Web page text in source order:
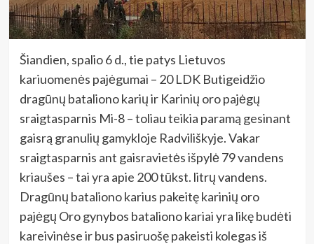
Šiandien, spalio 6 d., tie patys Lietuvos
kariuomenės pajėgumai – 20 LDK Butigeidžio
dragūnų bataliono karių ir Karinių oro pajėgų
sraigtasparnis Mi-8 – toliau teikia paramą gesinant
gaisrą granulių gamykloje Radviliškyje. Vakar
sraigtasparnis ant gaisravietės išpylė 79 vandens
kriaušes – tai yra apie 200 tūkst. litrų vandens.
Dragūnų bataliono karius pakeitę karinių oro
pajėgų Oro gynybos bataliono kariai yra likę budėti
kareivinėse ir bus pasiruošę pakeisti kolegas iš